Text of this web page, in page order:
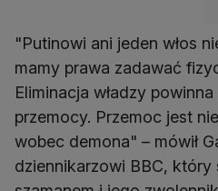
"Putinowi ani jeden włos
mamy prawa zadawać
Eliminacja władzy
przemocy. Przemoc jest
wobec demona" – mówił
dziennikarzowi BBC, który